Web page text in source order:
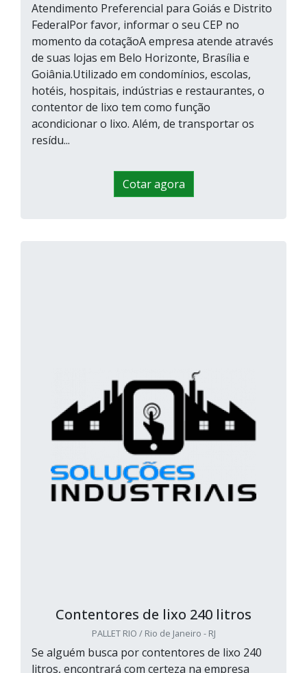
Atendimento Preferencial para Goiás e Distrito
FederalPor favor, informar o seu CEP no
momento da cotaçãoA empresa atende através
de suas lojas em Belo Horizonte, Brasília e
Goiânia.Utilizado em condomínios, escolas,
hotéis, hospitais, indústrias e restaurantes, o
contentor de lixo tem como função
acondicionar o lixo. Além, de transportar os
resídu...
Cotar agora
Contentores de lixo 240 litros
PALLET RIO / Rio de Janeiro - RJ
Se alguém busca por contentores de lixo 240
litros, encontrará com certeza na empresa